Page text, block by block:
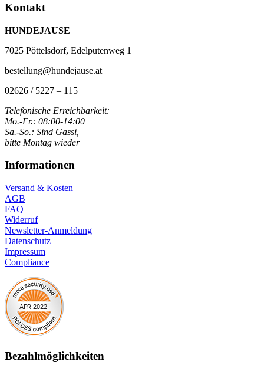
Kontakt
HUNDEJAUSE
7025 Pöttelsdorf, Edelputenweg 1
bestellung@hundejause.at
02626 / 5227 – 115
Telefonische Erreichbarkeit:
Mo.-Fr.: 08:00-14:00
Sa.-So.: Sind Gassi,
bitte Montag wieder
Informationen
Versand & Kosten
AGB
FAQ
Widerruf
Newsletter-Anmeldung
Datenschutz
Impressum
Compliance
Bezahlmöglichkeiten